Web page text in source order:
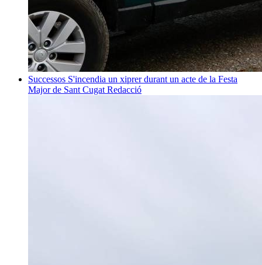
Successos S'incendia un xiprer durant un acte de la Festa
Major de Sant Cugat Redacció